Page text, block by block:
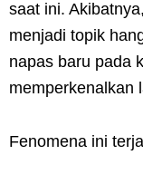
saat ini.
menjadi topik
napas baru pada
memperkenalkan
Fenomena ini